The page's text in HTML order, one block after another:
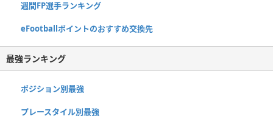
週間FP選手ランキング
eFootballポイントのおすすめ交換先
最強ランキング
ポジション別最強
プレースタイル別最強